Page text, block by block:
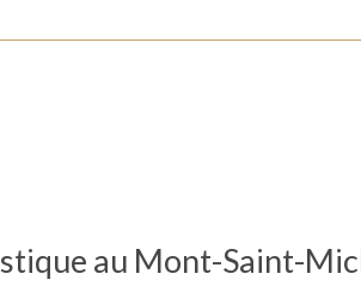
au Mont-Saint-